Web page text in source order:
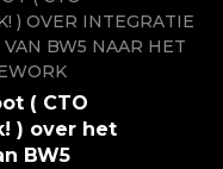
) OVER INTEGRATIE
BW5 NAAR HET
( CTO
) over het
BW5